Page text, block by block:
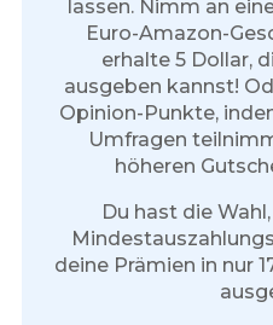
lassen. Nimm an
Euro-Amazon-
erhalte 5 Dollar,
ausgeben kannst!
Opinion-Punkte,
Umfragen
höheren
Du hast die
deine Prämien in nur